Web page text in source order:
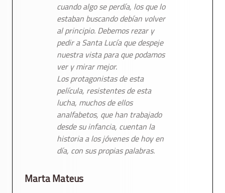
cuando algo se perdía, los que lo
estaban buscando debían volver
al principio. Debemos rezar y
pedir a Santa Lucía que despeje
nuestra vista para que podamos
ver y mirar mejor.
Los protagonistas de esta
película, resistentes de esta
lucha, muchos de ellos
analfabetos, que han trabajado
desde su infancia, cuentan la
historia a los jóvenes de hoy en
día, con sus propias palabras.
Marta Mateus